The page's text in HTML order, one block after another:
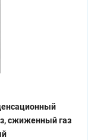
сжиженный газ